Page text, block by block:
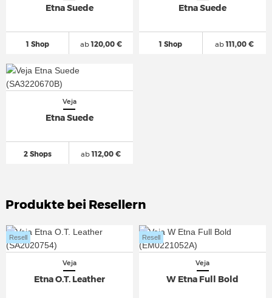
Etna Suede
1 Shop ab120,00 €
Etna Suede
1 Shop ab111,00 €
Veja
Etna Suede
2 Shops ab112,00 €
Produkte bei Resellern
Veja
Etna O.T. Leather
Resell
Veja
W Etna Full Bold
Resell